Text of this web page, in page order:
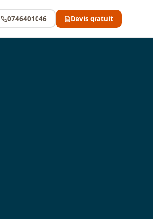
0746401046 Devis gratuit